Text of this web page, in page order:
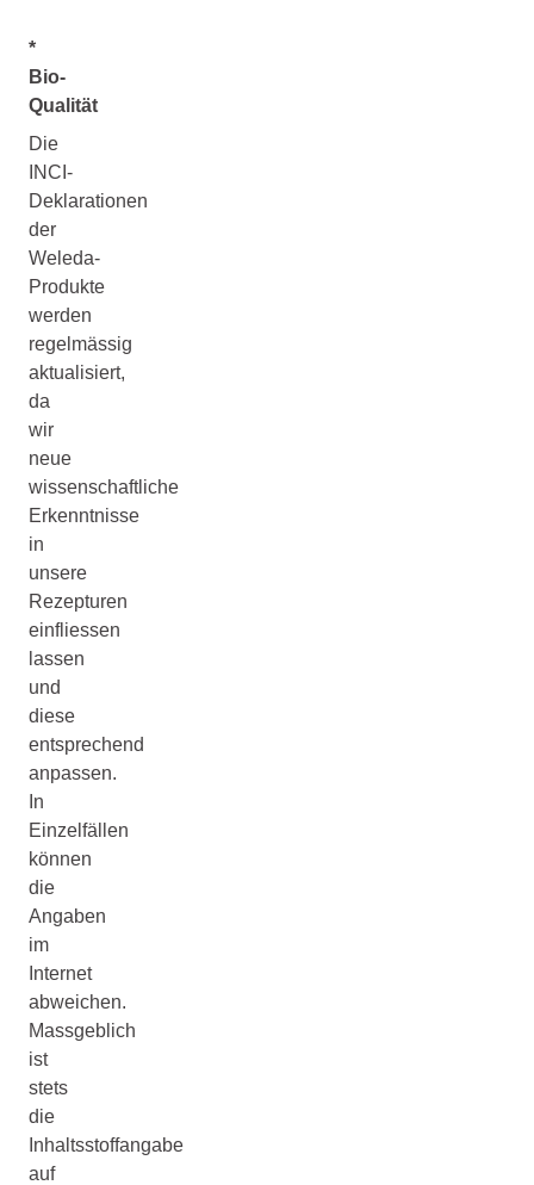
*
Bio-
Qualität
Die
INCI-
Deklarationen
der
Weleda-
Produkte
werden
regelmässig
aktualisiert,
da
wir
neue
wissenschaftliche
Erkenntnisse
in
unsere
Rezepturen
einfliessen
lassen
und
diese
entsprechend
anpassen.
In
Einzelfällen
können
die
Angaben
im
Internet
abweichen.
Massgeblich
ist
stets
die
Inhaltsstoffangabe
auf